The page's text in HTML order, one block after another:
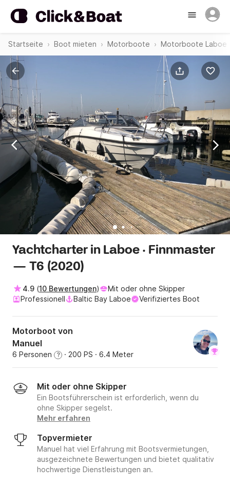
Startseite Boot mieten Motorboote Motorboote Laboe
Yachtcharter in Laboe · Finnmaster
— T6 (2020)
4.9 (10 Bewertungen)
Mit oder ohne Skipper
Professionell
Baltic Bay Laboe Verifiziertes Boot
Motorboot von
Manuel
6 Personen ? · 200 PS · 6.4 Meter
Mit oder ohne Skipper
Ein Bootsführerschein ist erforderlich, wenn du
ohne Skipper segelst.
Mehr erfahren
Topvermieter
Manuel hat viel Erfahrung mit Bootsvermietungen,
ausgezeichnete Bewertungen und bietet qualitativ
hochwertige Dienstleistungen an.